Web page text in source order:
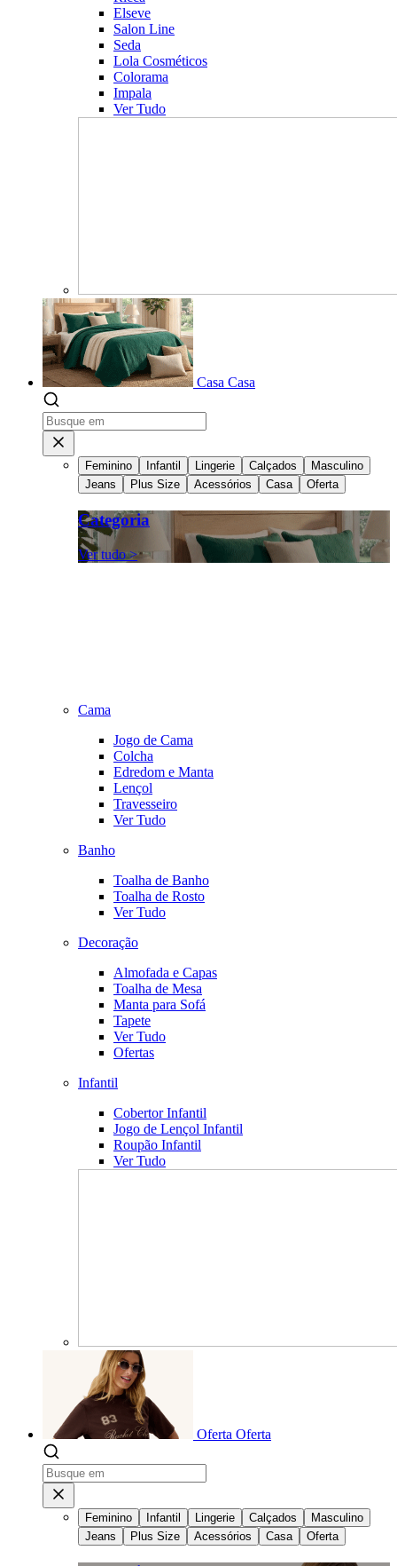
Elseve
Salon Line
Seda
Lola Cosméticos
Colorama
Impala
Ver Tudo
Casa Casa
Feminino Infantil Lingerie Calçados
Masculino
Jeans
Plus Size Acessórios Casa Oferta
Categoria
Ver tudo >
Cama
Jogo de Cama
Colcha
Edredom e Manta
Lençol
Travesseiro
Ver Tudo
Banho
Toalha de Banho
Toalha de Rosto
Ver Tudo
Decoração
Almofada e Capas
Toalha de Mesa
Manta para Sofá
Tapete
Ver Tudo
Ofertas
Infantil
Cobertor Infantil
Jogo de Lençol Infantil
Roupão Infantil
Ver Tudo
Oferta Oferta
Feminino Infantil Lingerie Calçados
Masculino
Jeans
Plus Size Acessórios Casa Oferta